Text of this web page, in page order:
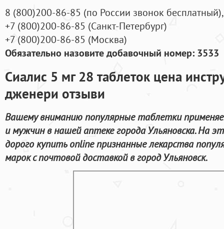
8 (800)200-86-85 (по России звонок бесплатный),
+7 (800)200-86-85 (Санкт-Петербург)
+7 (800)200-86-85 (Москва)
Обязательно назовите добавочный номер: 3533
Сиалис 5 мг 28 таблеток цена
дженери отзыви
Вашему вниманию популярные таблетки
и мужчин в нашей аптеке города Ульяновска. На
дорого купить online признанные лекарства
марок с почтовой доставкой в город Ульяновск.